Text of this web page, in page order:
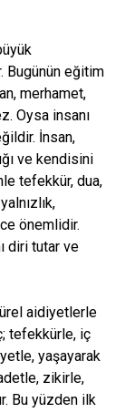
Bugünün eğitim
merhamet,
Oysa insanı
İnsan,
ve kendisini
tefekkür, dua,
önemlidir.
diri tutar ve
aidiyetlerle
tefekkürle, iç
yaşayarak
zikirle,
Bu yüzden ilk